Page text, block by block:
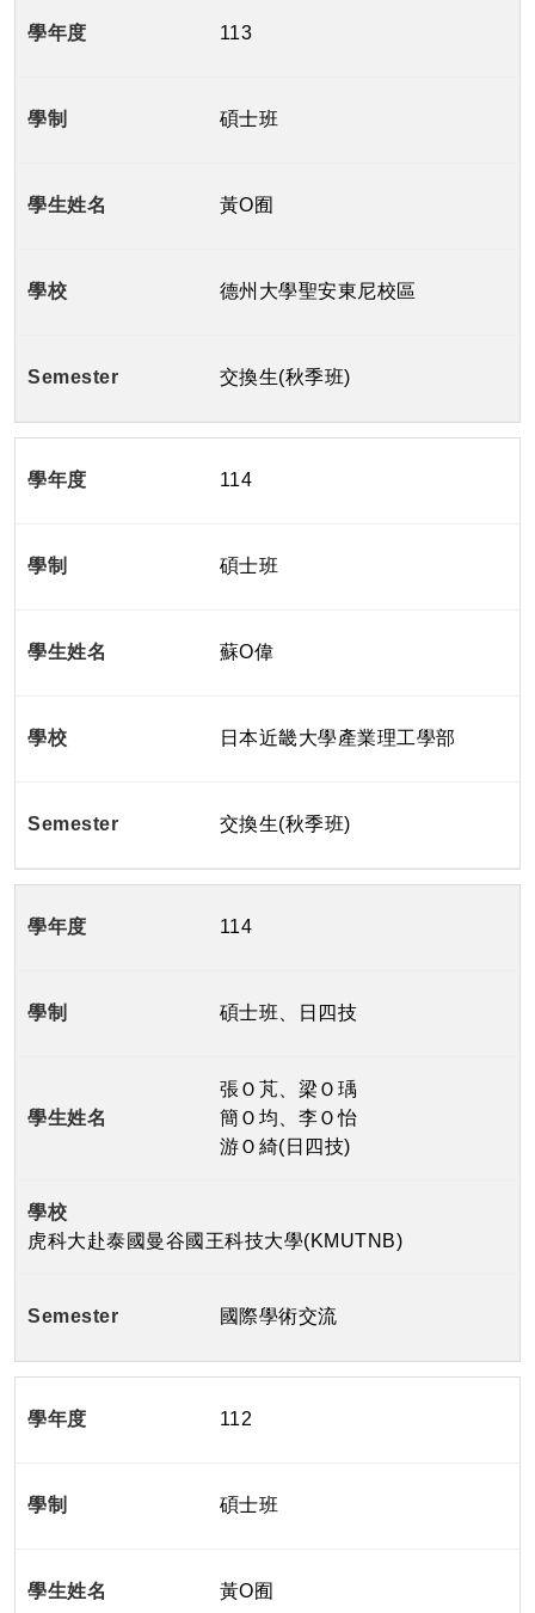
113
碩士班
黃O囿
德州大學聖安東尼校區
交換生(秋季班)
114
碩士班
蘇O偉
日本近畿大學產業理工學部
交換生(秋季班)
114
碩士班、日四技
張Ｏ芃、梁Ｏ瑀
簡Ｏ均、李Ｏ怡
游Ｏ綺(日四技)
虎科大赴泰國曼谷國王科技大學(KMUTNB)
國際學術交流
112
碩士班
黃O囿